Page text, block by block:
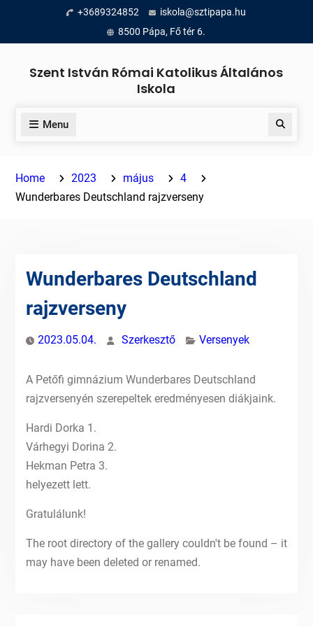
content
+3689324852
iskola@sztipapa.hu
8500 Pápa, Fő tér 6.
Szent István Római Katolikus Általános
Iskola
Menu Search
Home 2023 május
4
Wunderbares Deutschland rajzverseny
Wunderbares Deutschland
rajzverseny
2023.05.04. Szerkesztő Versenyek
A Petőfi gimnázium Wunderbares Deutschland
rajzversenyén szerepeltek eredményesen diákjaink.
Hardi Dorka 1.
Várhegyi Dorina 2.
Hekman Petra 3.
helyezett lett.
Gratulálunk!
The root directory of the gallery couldn't be found – it
may have been deleted or renamed.